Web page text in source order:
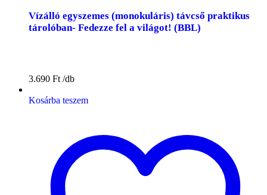
Vízálló egyszemes (monokuláris) távcső praktikus
tárolóban- Fedezze fel a világot! (BBL)
3.690 Ft
Kosárba teszem